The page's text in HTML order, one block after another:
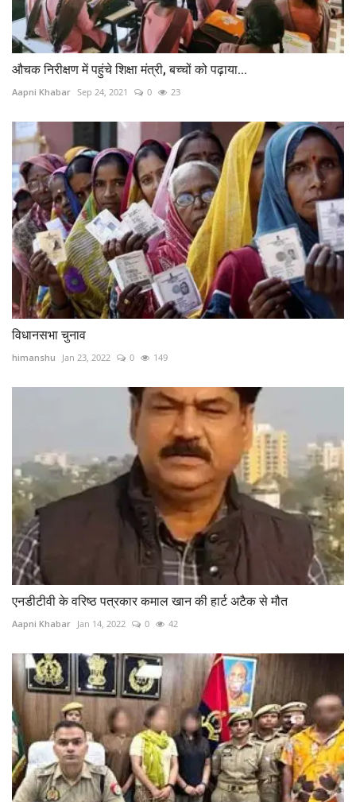
औचक निरीक्षण में पहुंचे शिक्षा मंत्री, बच्चों को पढ़ाया...
Aapni Khabar Sep 24, 2021 0 23
विधानसभा चुनाव
himanshu Jan 23, 2022 0 149
एनडीटीवी के वरिष्ठ पत्रकार कमाल खान की हार्ट अटैक से मौत
Aapni Khabar Jan 14, 2022 0 42